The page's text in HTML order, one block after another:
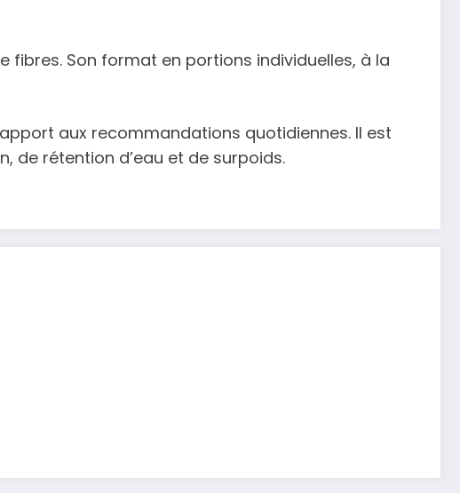
Son format en portions individuelles, à la
aux recommandations quotidiennes. Il est
de rétention d’eau et de surpoids.